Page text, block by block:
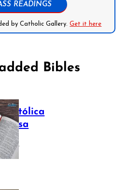
READINGS
by Catholic Gallery.Get it here
Bibles
Católica
2025